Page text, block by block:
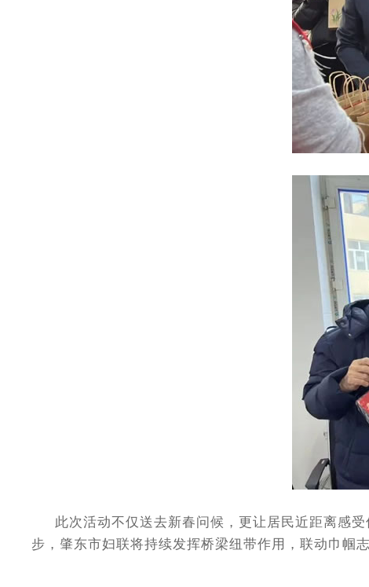
此次活动不仅送去新春问候，更让居民近距离感受
步，肇东市妇联将持续发挥桥梁纽带作用，联动巾帼